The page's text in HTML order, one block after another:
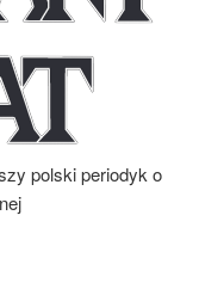
polski periodyk o